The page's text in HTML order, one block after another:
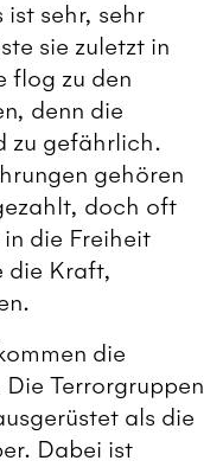
ist sehr, sehr
sie zuletzt in
flog zu den
denn die
zu gefährlich.
gehören
doch oft
die Freiheit
die Kraft,
die
Terrorgruppen
als die
Dabei ist